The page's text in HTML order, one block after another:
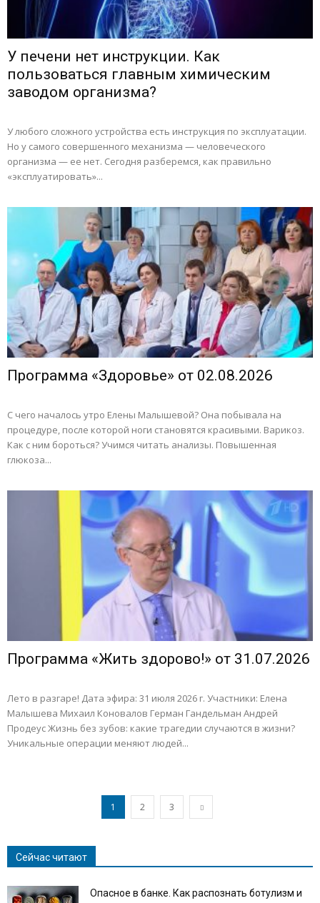
У печени нет инструкции. Как
пользоваться главным химическим
заводом организма?
У любого сложного устройства есть инструкция по эксплуатации.
Но у самого совершенного механизма — человеческого
организма — ее нет. Сегодня разберемся, как правильно
«эксплуатировать»...
Программа «Здоровье» от 02.08.2026
С чего началось утро Елены Малышевой? Она побывала на
процедуре, после которой ноги становятся красивыми. Варикоз.
Как с ним бороться? Учимся читать анализы. Повышенная
глюкоза...
Программа «Жить здорово!» от 31.07.2026
Лето в разгаре! Дата эфира: 31 июля 2026 г. Участники: Елена
Малышева Михаил Коновалов Герман Гандельман Андрей
Продеус Жизнь без зубов: какие трагедии случаются в жизни?
Уникальные операции меняют людей...
1 2 3
Сейчас читают
Опасное в банке. Как распознать ботулизм и